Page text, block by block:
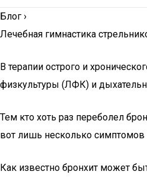
Блог ›
Лечебная гимнастика
В терапии острого и
физкультуры (ЛФК) и
Тем кто хоть раз переболел
вот лишь несколько симптомов
Как известно бронхит может